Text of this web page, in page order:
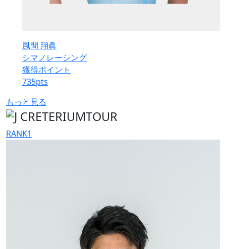
風間 翔眞
シマノレーシング
獲得ポイント
735pts
もっと見る
RANK1